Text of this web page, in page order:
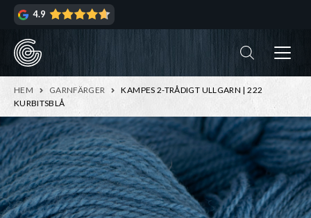
Hoppa
navigering
Hoppa
innehåll
4.9
HEM GARNFÄRGER
KAMPES 2-TRÅDIGT ULLGARN | 222
KURBITSBLÅ